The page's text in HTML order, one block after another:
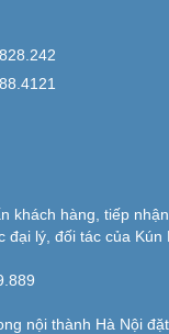
khách hàng, tiếp
đại lý, đối tác của Kún
nội thành Hà Nội